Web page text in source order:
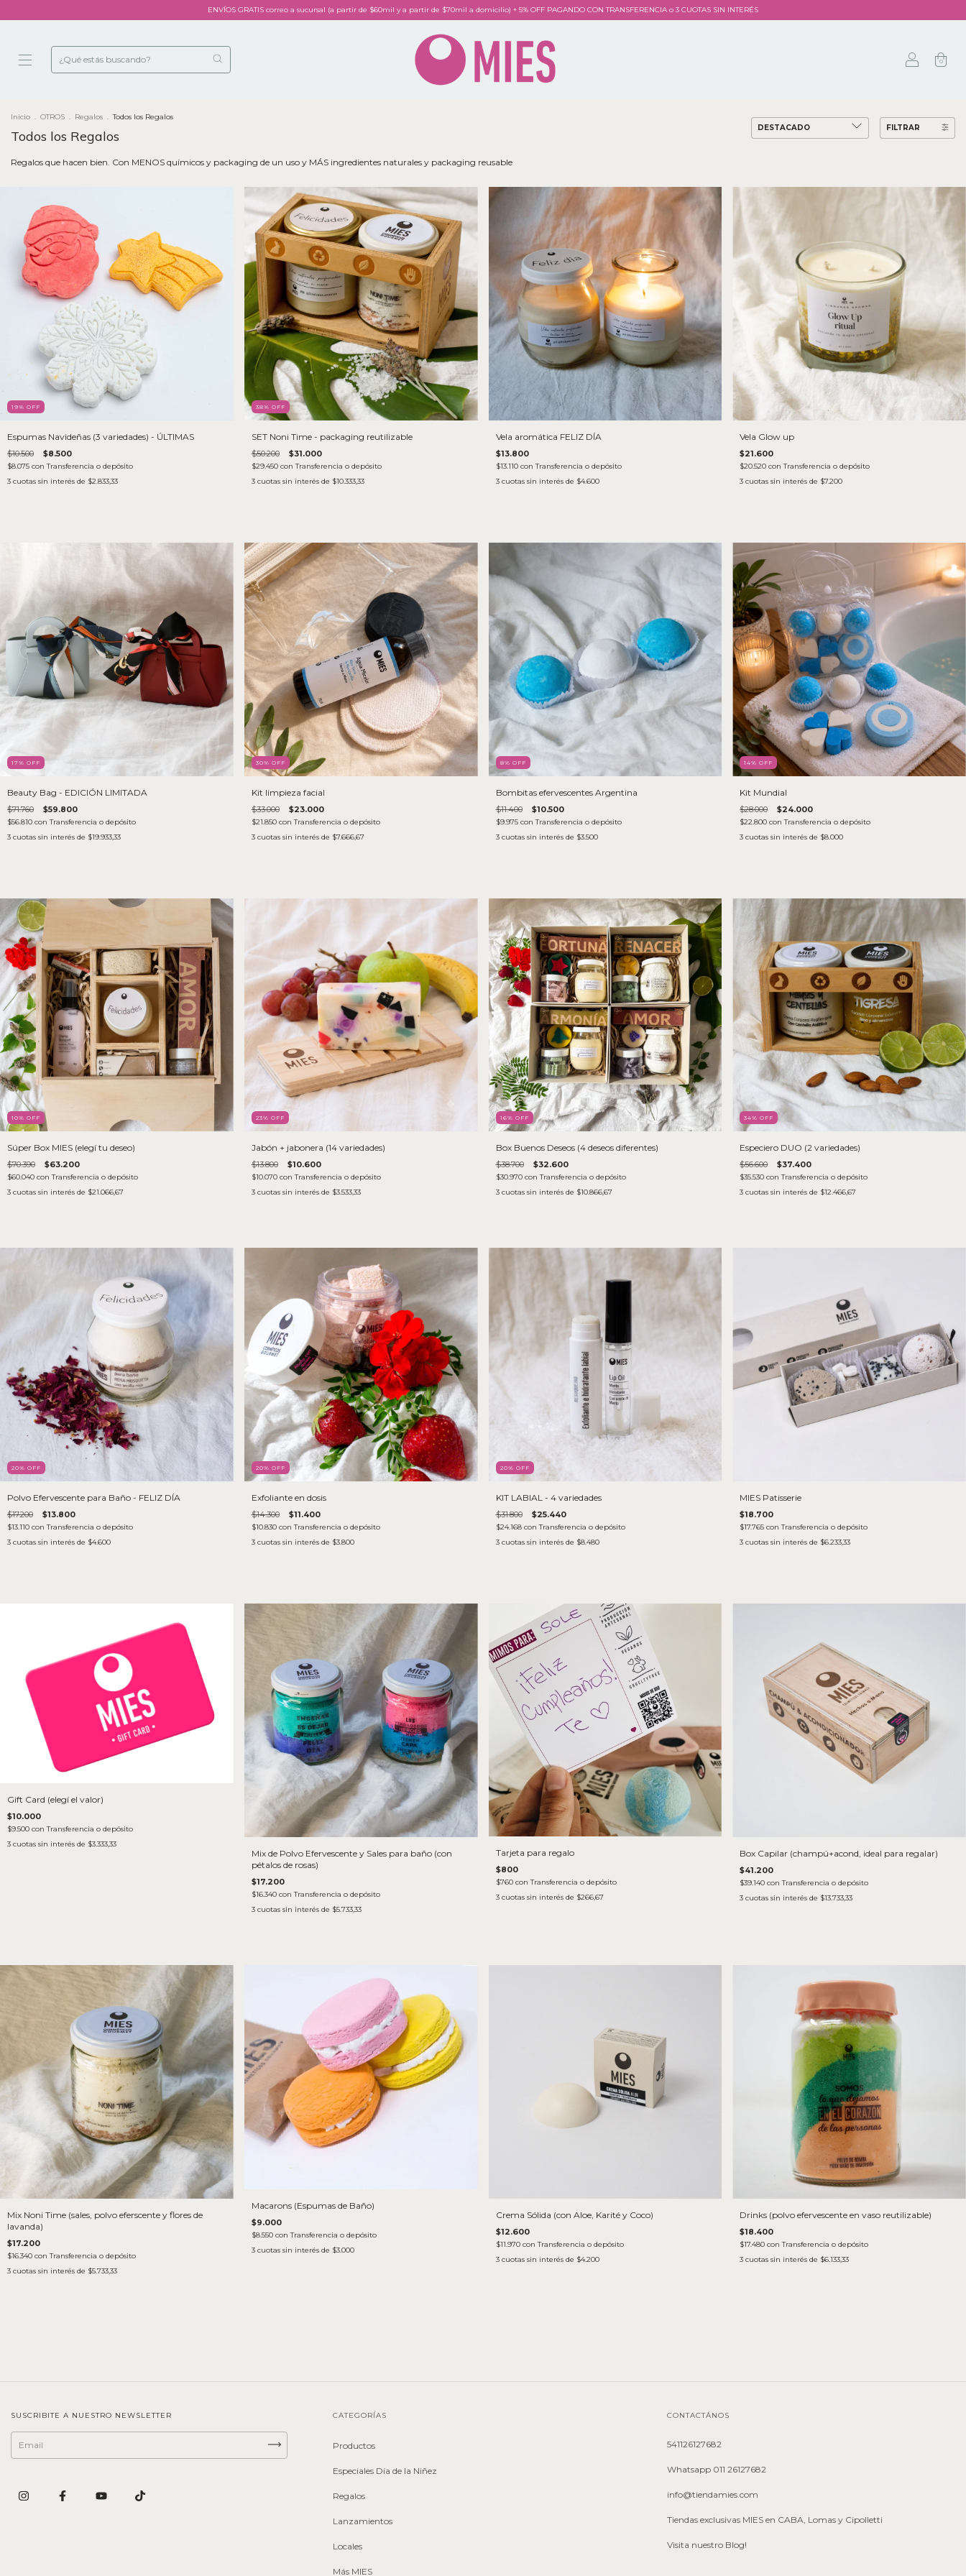
ENVÍOS GRATIS correo a sucursal (a partir de $60mil y a partir de $70mil a domicilio) + 5% OFF PAGANDO CON TRANSFERENCIA o 3 CUOTAS SIN INTERÉS
0
Inicio . OTROS . Regalos . Todos los Regalos
Todos los Regalos
FILTRAR
Regalos que hacen bien. Con MENOS químicos y packaging de un uso y MÁS ingredientes naturales y packaging reusable
19% OFF
Espumas Navideñas (3 variedades) - ÚLTIMAS
$10.500 $8.500
$8.075 con Transferencia o depósito
3 cuotas sin interés de $2.833,33
38% OFF
SET Noni Time - packaging reutilizable
$50.200 $31.000
$29.450 con Transferencia o depósito
3 cuotas sin interés de $10.333,33
Vela aromática FELIZ DÍA
$13.800
$13.110 con Transferencia o depósito
3 cuotas sin interés de $4.600
Vela Glow up
$21.600
$20.520con Transferencia o depósito
3 cuotas sin interés de $7.200
17 % OFF
Beauty Bag - EDICIÓN LIMITADA
$71.760 $59.800
$56.810 con Transferencia o depósito
3 cuotas sin interés de $19.933,33
30% OFF
Kit limpieza facial
$33.000 $23.000
$21.850 con Transferencia o depósito
3 cuotas sin interés de $7.666,67
8% OFF
Bombitas efervescentes Argentina
$11.400 $10.500
$9.975 con Transferencia o depósito
3 cuotas sin interés de $3.500
14% OFF
Kit Mundial
$28.000 $24.000
$22.800con Transferencia o depósito
3 cuotas sin interés de $8.000
10% OFF
Súper Box MIES (elegí tu deseo)
$70.390 $63.200
$60.040 con Transferencia o depósito
3 cuotas sin interés de $21.066,67
23% OFF
Jabón + jabonera (14 variedades)
$13.800 $10.600
$10.070 con Transferencia o depósito
3 cuotas sin interés de $3.533,33
16% OFF
Box Buenos Deseos (4 deseos diferentes)
$38.700 $32.600
$30.970 con Transferencia o depósito
3 cuotas sin interés de $10.866,67
34% OFF
Especiero DUO (2 variedades)
$56.600 $37.400
$35.530con Transferencia o depósito
3 cuotas sin interés de $12.466,67
20% OFF
Polvo Efervescente para Baño - FELIZ DÍA
$17.200 $13.800
$13.110 con Transferencia o depósito
3 cuotas sin interés de $4.600
20% OFF
Exfoliante en dosis
$14.300 $11.400
$10.830 con Transferencia o depósito
3 cuotas sin interés de $3.800
20% OFF
KIT LABIAL - 4 variedades
$31.800 $25.440
$24.168 con Transferencia o depósito
3 cuotas sin interés de $8.480
MIES Patisserie
$18.700
$17.765con Transferencia o depósito
3 cuotas sin interés de $6.233,33
Gift Card (elegí el valor)
$10.000
$9.500 con Transferencia o depósito
3 cuotas sin interés de $3.333,33
Mix de Polvo Efervescente y Sales para baño (con
pétalos de rosas)
$17.200
$16.340 con Transferencia o depósito
3 cuotas sin interés de $5.733,33
Tarjeta para regalo
$800
$760 con Transferencia o depósito
3 cuotas sin interés de $266,67
Box Capilar (champú+acond, ideal para regalar)
$41.200
$39.140con Transferencia o depósito
3 cuotas sin interés de $13.733,33
Mix Noni Time (sales, polvo eferscente y flores de
lavanda)
$17.200
$16.340 con Transferencia o depósito
3 cuotas sin interés de $5.733,33
Macarons (Espumas de Baño)
$9.000
$8.550 con Transferencia o depósito
3 cuotas sin interés de $3.000
Crema Sólida (con Aloe, Karité y Coco)
$12.600
$11.970 con Transferencia o depósito
3 cuotas sin interés de $4.200
Drinks (polvo efervescente en vaso reutilizable)
$18.400
$17.480con Transferencia o depósito
3 cuotas sin interés de $6.133,33
SUSCRIBITE A NUESTRO NEWSLETTER CATEGORÍAS
Productos
Especiales Día de la Niñez
Regalos
Lanzamientos
Locales
Más MIES
CONTACTÁNOS
541126127682
Whatsapp 011 26127682
info@tiendamies.com
Tiendas exclusivas MIES en CABA, Lomas y Cipolletti
Visita nuestro Blog!